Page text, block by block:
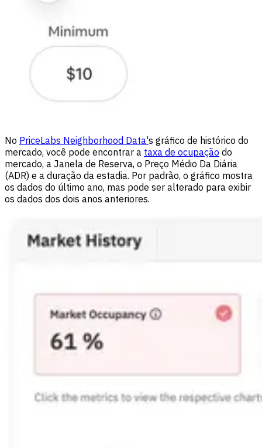
No PriceLabs Neighborhood Data's gráfico de histórico do
mercado, você pode encontrar a taxa de ocupação do
mercado, a Janela de Reserva, o Preço Médio Da Diária
(ADR) e a duração da estadia. Por padrão, o gráfico mostra
os dados do último ano, mas pode ser alterado para exibir
os dados dos dois anos anteriores.